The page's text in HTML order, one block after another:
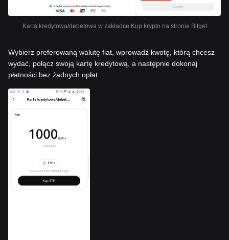
Karta kredytowa/debetowa w zakładce Kup krypto na stronie Bitget
Wybierz preferowaną walutę fiat, wprowadź kwotę, którą chcesz
wydać, połącz swoją kartę kredytową, a następnie dokonaj
płatności bez żadnych opłat.